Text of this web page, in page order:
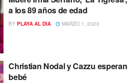
a los 89 años de edad
BY PLAYA AL DIA MARZO 1, 2023
Christian Nodal y Cazzu esperan
bebé